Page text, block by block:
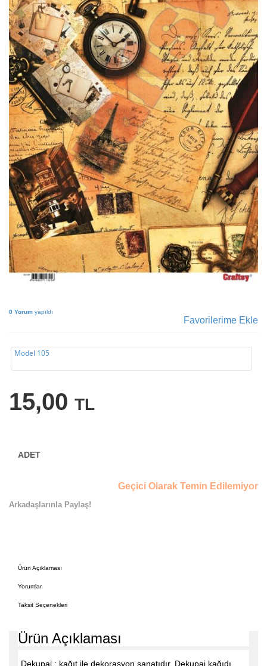
0 Yorum yapıldı
Favorilerime Ekle
Model 105
15,00 TL
Geçici Olarak Temin Edilemiyor
Arkadaşlarınla Paylaş!
Ürün Açıklaması
Yorumlar
Taksit Seçenekleri
Ürün Açıklaması
Dekupaj ; kağıt ile dekorasyon sanatıdır. Dekupaj kağıdı